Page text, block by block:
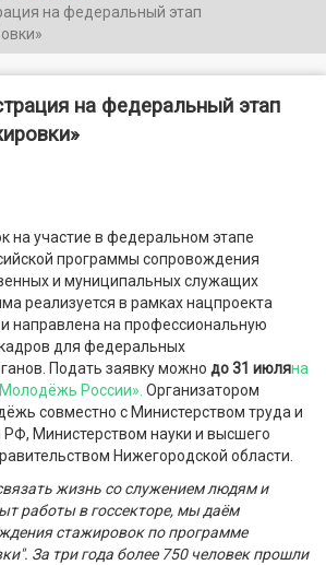
на федеральный этап
на федеральный этап
на участие в федеральном этапе
программы сопровождения
и муниципальных служащих
реализуется в рамках нацпроекта
направлена на профессиональную
для федеральных
Подать заявку можно до 31 июляна
России». Организатором
совместно с Министерством труда и
Министерством науки и высшего
Нижегородской области.
жизнь со служением людям и
работы в госсекторе, мы даём
стажировок по программе
За три года более 750 человек прошли